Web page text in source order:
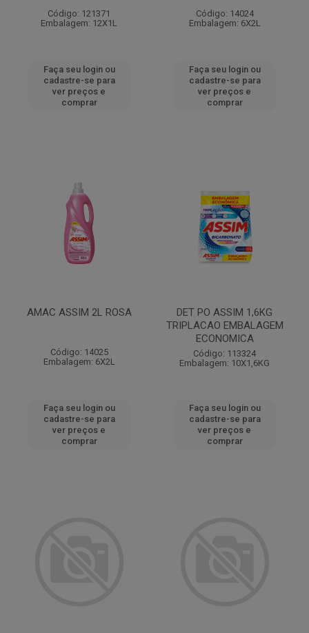
Código: 121371
Embalagem: 12X1L
Faça seu login ou
cadastre-se para
ver preços e
comprar
Código: 14024
Embalagem: 6X2L
Faça seu login ou
cadastre-se para
ver preços e
comprar
AMAC ASSIM 2L ROSA
Código: 14025
Embalagem: 6X2L
Faça seu login ou
cadastre-se para
ver preços e
comprar
DET PO ASSIM 1,6KG
TRIPLACAO EMBALAGEM
ECONOMICA
Código: 113324
Embalagem: 10X1,6KG
Faça seu login ou
cadastre-se para
ver preços e
comprar